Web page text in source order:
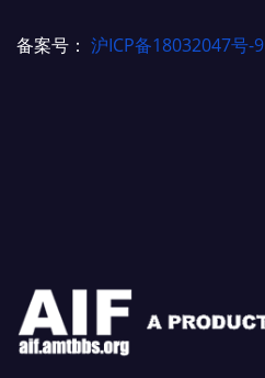
备案号： 沪ICP备18032047号-9